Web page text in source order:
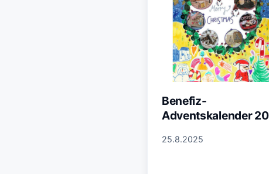
Benefiz-
Adventskalender
25.8.2025